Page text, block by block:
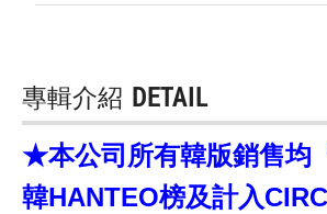
專輯介紹 DETAIL
★本公司所有韓版銷售均
韓HANTEO榜及計入